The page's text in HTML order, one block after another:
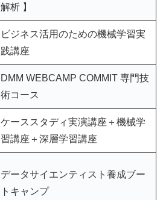
解析 】
ビジネス活用のための機械学習実
践講座
DMM WEBCAMP COMMIT 専門技
術コース
ケーススタディ実演講座＋機械学
習講座＋深層学習講座
データサイエンティスト養成ブー
トキャンプ